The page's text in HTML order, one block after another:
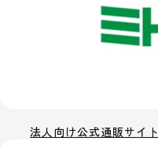
法人向け公式通販サイト